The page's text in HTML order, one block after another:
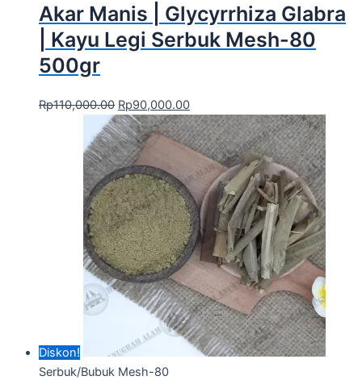
Akar Manis | Glycyrrhiza Glabra
| Kayu Legi Serbuk Mesh-80
500gr
Rp110,000.00 Rp90,000.00
Diskon!
Serbuk/Bubuk Mesh-80